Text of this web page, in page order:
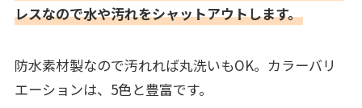
レスなので水や汚れをシャットアウトします。
防水素材製なので汚れれば丸洗いもOK。カラーバリ
エーションは、5色と豊富です。